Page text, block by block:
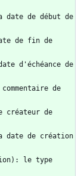
date de début de
de fin de
d'échéance de
de
créateur de
date de création
le type